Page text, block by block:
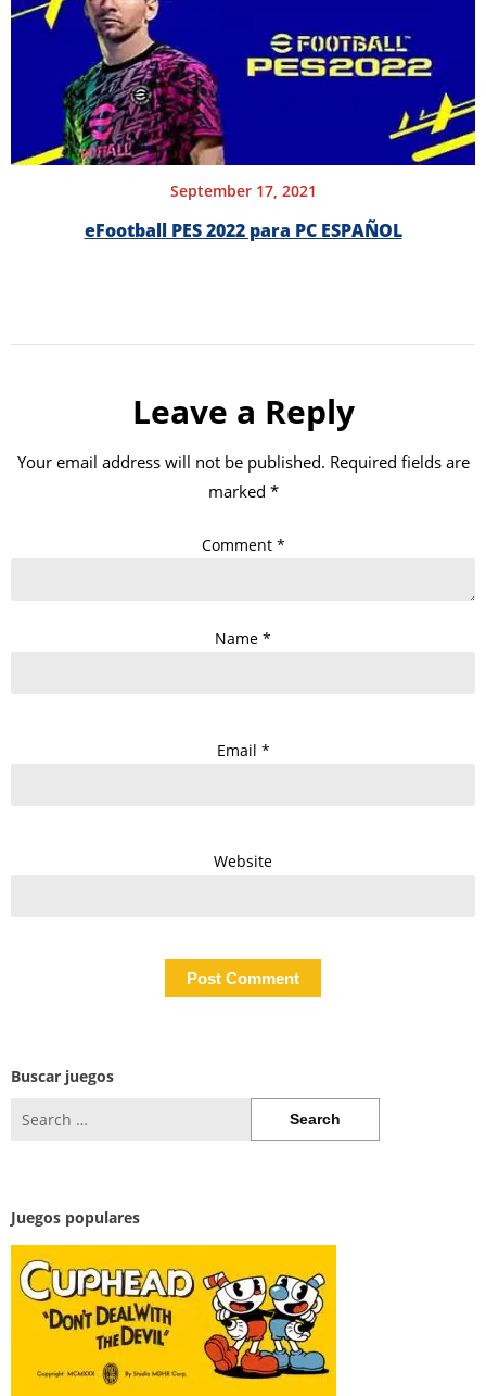
September 17, 2021
eFootball PES 2022 para PC ESPAÑOL
Leave a Reply
Your email address will not be published. Required fields are
marked *
Comment *
Name *
Email *
Website
Buscar juegos
for:
Juegos populares